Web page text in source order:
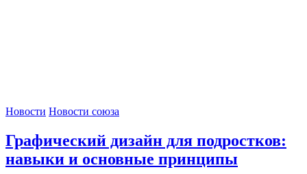
Новости Новости союза
Графический дизайн для подростков:
навыки и основные принципы